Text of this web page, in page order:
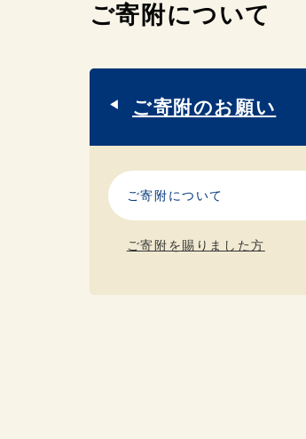
ご寄附について
ご寄附のお願い
ご寄附について
ご寄附を賜りました方